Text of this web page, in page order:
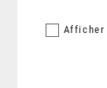
Afficher